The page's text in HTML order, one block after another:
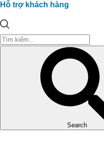
Hỗ trợ khách hàng
Search